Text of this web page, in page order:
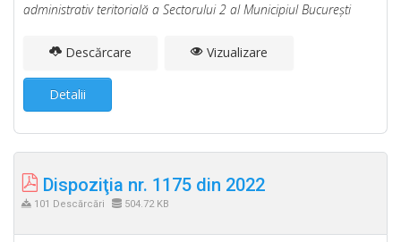
administrativ teritorială a Sectorului 2 al Municipiul Bucureşti
Descărcare Vizualizare
Detalii
Dispoziţia nr. 1175 din 2022
101 Descărcări 504.72 KB